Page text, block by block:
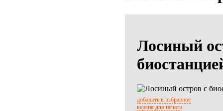
Лосиный
добавить в избранное
версия для печати